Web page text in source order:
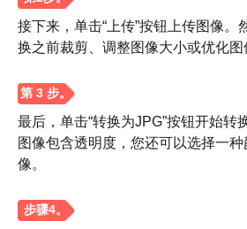
接下来，单击“上传”按钮上传图像。
换之前裁剪、调整图像大小或优化图
最后，单击“转换为JPG”按钮开始转
图像包含透明度，您还可以选择一种
像。